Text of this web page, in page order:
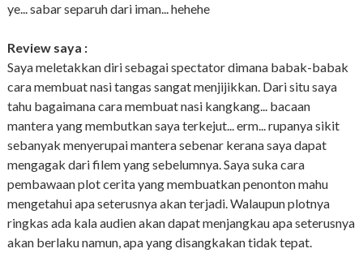
ye... sabar separuh dari iman... hehehe
Review saya :
Saya meletakkan diri sebagai spectator dimana babak-babak
cara membuat nasi tangas sangat menjijikkan. Dari situ saya
tahu bagaimana cara membuat nasi kangkang... bacaan
mantera yang membutkan saya terkejut... erm... rupanya sikit
sebanyak menyerupai mantera sebenar kerana saya dapat
mengagak dari filem yang sebelumnya. Saya suka cara
pembawaan plot cerita yang membuatkan penonton mahu
mengetahui apa seterusnya akan terjadi. Walaupun plotnya
ringkas ada kala audien akan dapat menjangkau apa seterusnya
akan berlaku namun, apa yang disangkakan tidak tepat.